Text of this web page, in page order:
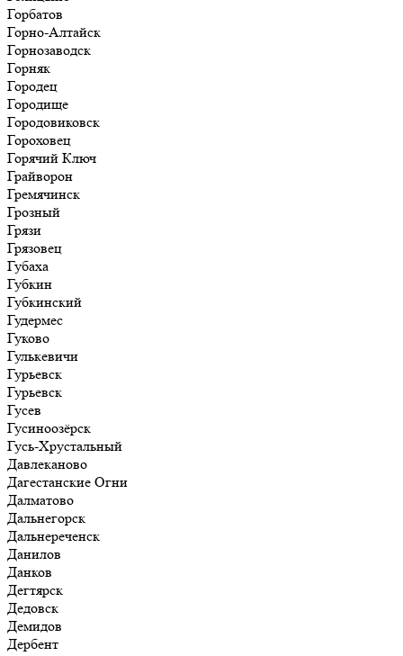
Горбатов
Горно-Алтайск
Горнозаводск
Горняк
Городец
Городище
Городовиковск
Гороховец
Горячий Ключ
Грайворон
Гремячинск
Грозный
Грязи
Грязовец
Губаха
Губкин
Губкинский
Гудермес
Гуково
Гулькевичи
Гурьевск
Гурьевск
Гусев
Гусиноозёрск
Гусь-Хрустальный
Давлеканово
Дагестанские Огни
Далматово
Дальнегорск
Дальнереченск
Данилов
Данков
Дегтярск
Дедовск
Демидов
Дербент